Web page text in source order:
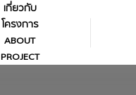
เกี่ยวกับ
โครงการ
ABOUT
PROJECT